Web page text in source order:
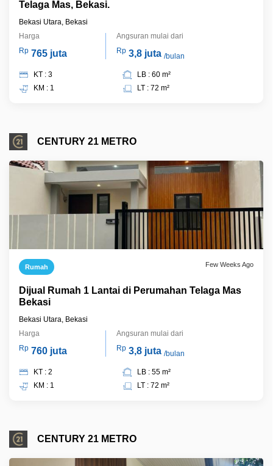
Telaga Mas, Bekasi.
Bekasi Utara, Bekasi
Harga
Rp 765 juta
Angsuran mulai dari
Rp 3,8 juta /bulan
KT : 3
KM : 1
LB : 60 m²
LT : 72 m²
CENTURY 21 METRO
Rumah Few Weeks Ago
Dijual Rumah 1 Lantai di Perumahan Telaga Mas
Bekasi
Bekasi Utara, Bekasi
Harga
Rp 760 juta
Angsuran mulai dari
Rp 3,8 juta /bulan
KT : 2
KM : 1
LB : 55 m²
LT : 72 m²
CENTURY 21 METRO